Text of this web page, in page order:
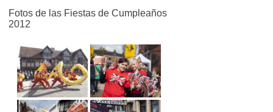
Fotos de las Fiestas de Cumpleaños
2012